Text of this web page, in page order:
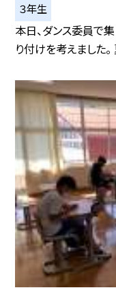
３年生
本日、ダンス委員で
り付けを考えました。